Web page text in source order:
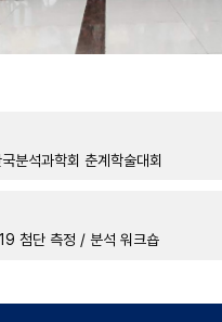
분석과학회 춘계학술대회
첨단 측정 / 분석 워크숍